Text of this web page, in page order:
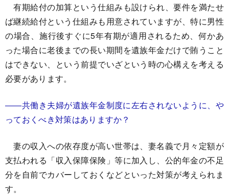
有期給付の加算という仕組みも設けられ、要件を満たせ
ば継続給付という仕組みも用意されていますが、特に男性
の場合、施行後すぐに5年有期が適用されるため、何かあ
った場合に老後までの長い期間を遺族年金だけで賄うこと
はできない、という前提でいざという時の心構えを考える
必要があります。
――共働き夫婦が遺族年金制度に左右されないように、や
っておくべき対策はありますか？
妻の収入への依存度が高い世帯は、妻名義で月々定額が
支払われる「収入保障保険」等に加入し、公的年金の不足
分を自前でカバーしておくなどといった対策が考えられま
す。